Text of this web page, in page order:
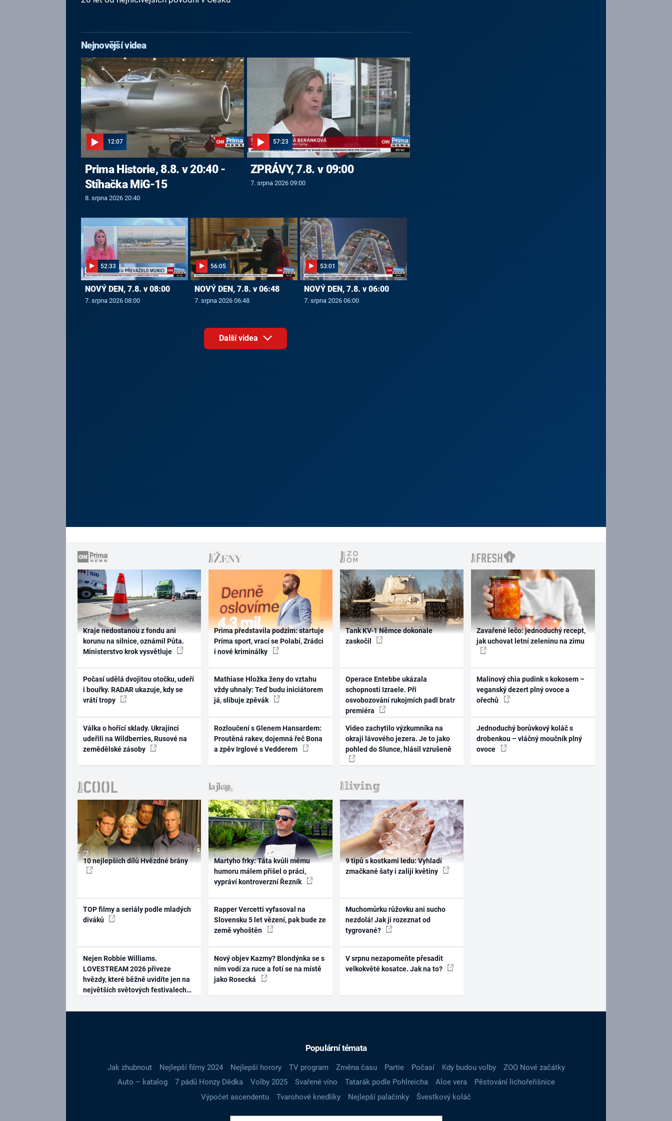
Nejnovější videa
12:07
Prima Historie, 8.8. v 20:40 -
Stíhačka MiG-15
8. srpna 2026 20:40
57:23
ZPRÁVY, 7.8. v 09:00
7. srpna 2026 09:00
52:33
NOVÝ DEN, 7.8. v 08:00
7. srpna 2026 08:00
56:05
NOVÝ DEN, 7.8. v 06:48
7. srpna 2026 06:48
53:01
NOVÝ DEN, 7.8. v 06:00
7. srpna 2026 06:00
Další videa
Kraje nedostanou z fondu ani
korunu na silnice, oznámil Půta.
Ministerstvo krok vysvětluje
Počasí udělá dvojitou otočku, udeří
i bouřky. RADAR ukazuje, kdy se
vrátí tropy
Válka o hořící sklady. Ukrajinci
udeřili na Wildberries, Rusové na
zemědělské zásoby
Prima představila podzim: startuje
Prima sport, vrací se Polabí, Zrádci
i nové kriminálky
Mathiase Hložka ženy do vztahu
vždy uhnaly: Teď budu iniciátorem
já, slibuje zpěvák
Rozloučení s Glenem Hansardem:
Proutěná rakev, dojemná řeč Bona
a zpěv Irglové s Vedderem
Tank KV-1 Němce dokonale
zaskočil
Operace Entebbe ukázala
schopnosti Izraele. Při
osvobozování rukojmích padl bratr
premiéra
Video zachytilo výzkumníka na
okraji lávového jezera. Je to jako
pohled do Slunce, hlásil vzrušeně
Zavařené lečo: jednoduchý recept,
jak uchovat letní zeleninu na zimu
Malinový chia pudink s kokosem –
veganský dezert plný ovoce a
ořechů
Jednoduchý borůvkový koláč s
drobenkou – vláčný moučník plný
ovoce
10 nejlepších dílů Hvězdné brány
TOP filmy a seriály podle mladých
diváků
Nejen Robbie Williams.
LOVESTREAM 2026 přiveze
hvězdy, které běžně uvidíte jen na
největších světových festivalech
Martyho frky: Táta kvůli mému
humoru málem přišel o práci,
vypráví kontroverzní Řezník
Rapper Vercetti vyfasoval na
Slovensku 5 let vězení, pak bude ze
země vyhoštěn
Nový objev Kazmy? Blondýnka se s
ním vodí za ruce a fotí se na místě
jako Rosecká
9 tipů s kostkami ledu: Vyhladí
zmačkané šaty i zalijí květiny
Muchomůrku růžovku ani sucho
nezdolá! Jak ji rozeznat od
tygrované?
V srpnu nezapomeňte přesadit
velkokvěté kosatce. Jak na to?
Populární témata
Jak zhubnout Nejlepší filmy 2024 Nejlepší horory TV program Změna času Partie Počasí Kdy budou volby
ZOO Nové začátky
Auto – katalog
7 pádů Honzy Dědka Volby 2025 Svařené víno Tatarák podle Pohlreicha Aloe vera
Pěstování lichořeřišnice
Výpočet ascendentu
Tvarohové knedlíky Nejlepší palačinky Švestkový koláč